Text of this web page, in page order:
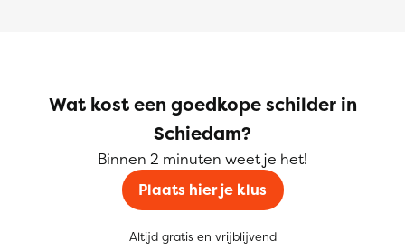
Wat kost een goedkope schilder in
Schiedam?
Binnen 2 minuten weet je het!
Plaats hier je klus
Altijd gratis en vrijblijvend